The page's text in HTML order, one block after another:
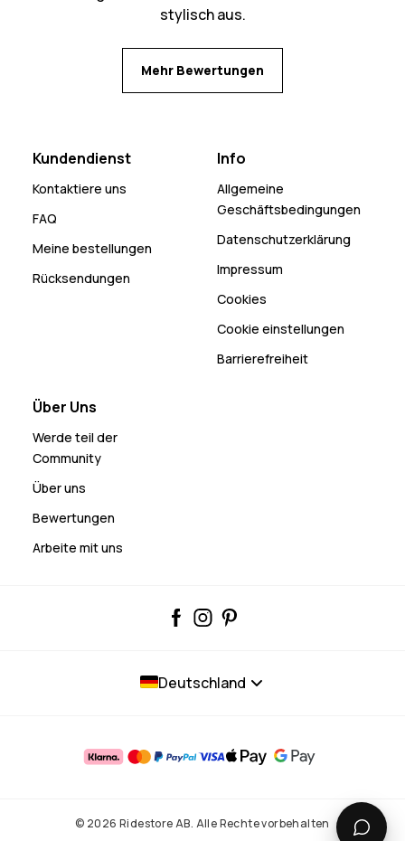
stylisch aus.
Mehr Bewertungen
Kundendienst
Kontaktiere uns
FAQ
Meine bestellungen
Rücksendungen
Info
Allgemeine
Geschäftsbedingungen
Datenschutzerklärung
Impressum
Cookies
Cookie einstellungen
Barrierefreiheit
Über Uns
Werde teil der
Community
Über uns
Bewertungen
Arbeite mit uns
Deutschland
© 2026 Ridestore AB. Alle Rechte vorbehalten